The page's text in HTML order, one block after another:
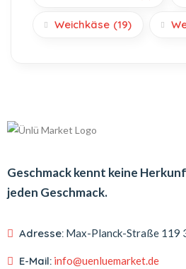
Weichkäse (19)
Geschmack kennt keine
jeden Geschmack.
Adresse: Max-Planck-Straße 119
E-Mail: info@uenluemarket.de